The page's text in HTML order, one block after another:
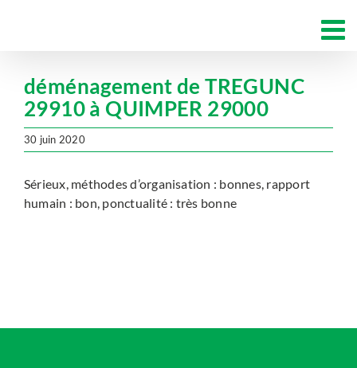
déménagement de TREGUNC
29910 à QUIMPER 29000
30 juin 2020
Sérieux, méthodes d’organisation : bonnes, rapport
humain : bon, ponctualité : très bonne